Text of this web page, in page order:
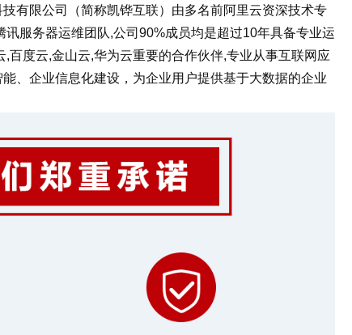
有限公司（简称凯铧互联）由多名前阿里云资深技术专
服务器运维团队,公司90%成员均是超过10年具备专业运
百度云,金山云,华为云重要的合作伙伴,专业从事互联网应
、企业信息化建设，为企业用户提供基于大数据的企业